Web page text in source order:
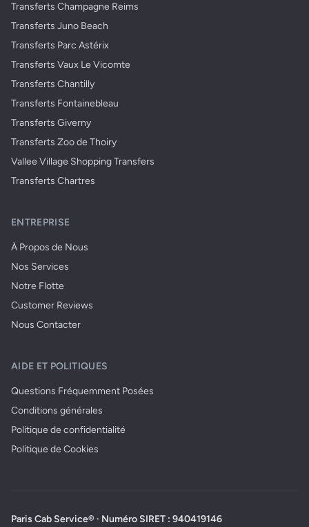
Transferts Champagne Reims
Transferts Juno Beach
Transferts Parc Astérix
Transferts Vaux Le Vicomte
Transferts Chantilly
Transferts Fontainebleau
Transferts Giverny
Transferts Zoo de Thoiry
Vallee Village Shopping Transfers
Transferts Chartres
ENTREPRISE
À Propos de Nous
Nos Services
Notre Flotte
Customer Reviews
Nous Contacter
AIDE ET POLITIQUES
Questions Fréquemment Posées
Conditions générales
Politique de confidentialité
Politique de Cookies
Paris Cab Service® · Numéro SIRET : 940419146